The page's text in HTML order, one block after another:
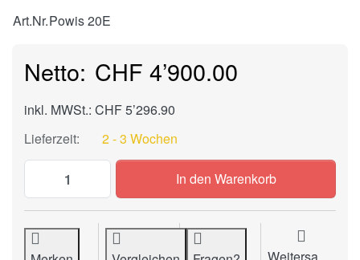
Art.Nr.Powis 20E
CHF 4’900.00
inkl. MWSt.: CHF 5’296.90
Lieferzeit:
2 - 3 Wochen
Thermobindegerät POWIS Fastback 20E
In den Warenkorb